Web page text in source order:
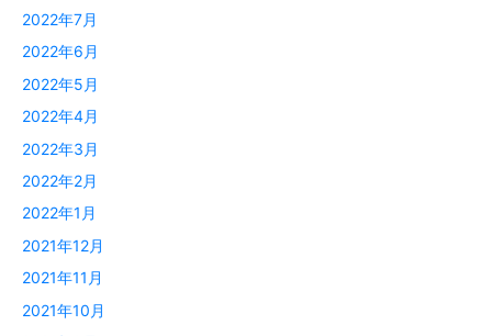
2022年7月
2022年6月
2022年5月
2022年4月
2022年3月
2022年2月
2022年1月
2021年12月
2021年11月
2021年10月